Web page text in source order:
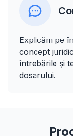
Explicăm pe
concept
întrebările și
dosarului.